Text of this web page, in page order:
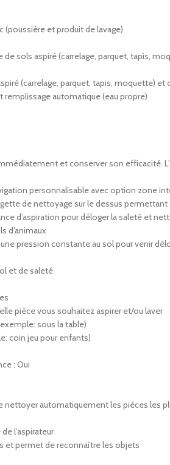
(poussière et produit de lavage)
de sols aspiré (carrelage, parquet, tapis,
(carrelage, parquet, tapis, moquette) et
automatique (eau propre)
et conserver son efficacité.
personnalisable avec option zone
de nettoyage sur le dessus
d’aspiration pour déloger la saleté et
d’animaux
pression constante au sol pour venir
et de saleté
pièce vous souhaitez aspirer et/ou laver
sous la table)
coin jeu pour enfants)
: Oui
automatiquement les pièces les
l’aspirateur
et permet de reconnaître les objets